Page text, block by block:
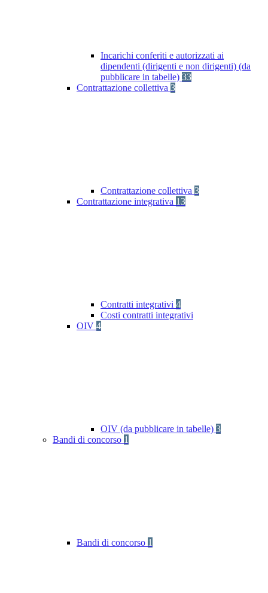
Incarichi conferiti e autorizzati ai
dipendenti (dirigenti e non dirigenti) (da
pubblicare in tabelle) 33
Contrattazione collettiva 3
Contrattazione collettiva 3
Contrattazione integrativa 13
Contratti integrativi 4
Costi contratti integrativi
OIV 4
OIV (da pubblicare in tabelle) 3
Bandi di concorso 1
Bandi di concorso 1